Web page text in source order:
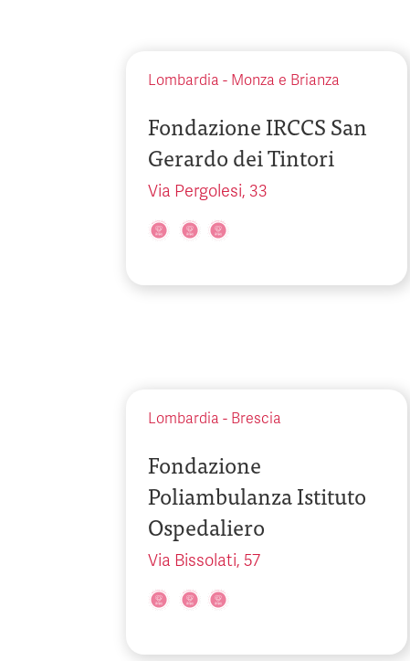
Lombardia - Monza e Brianza
Fondazione IRCCS San
Gerardo dei Tintori
Via Pergolesi, 33
Lombardia - Brescia
Fondazione
Poliambulanza Istituto
Ospedaliero
Via Bissolati, 57